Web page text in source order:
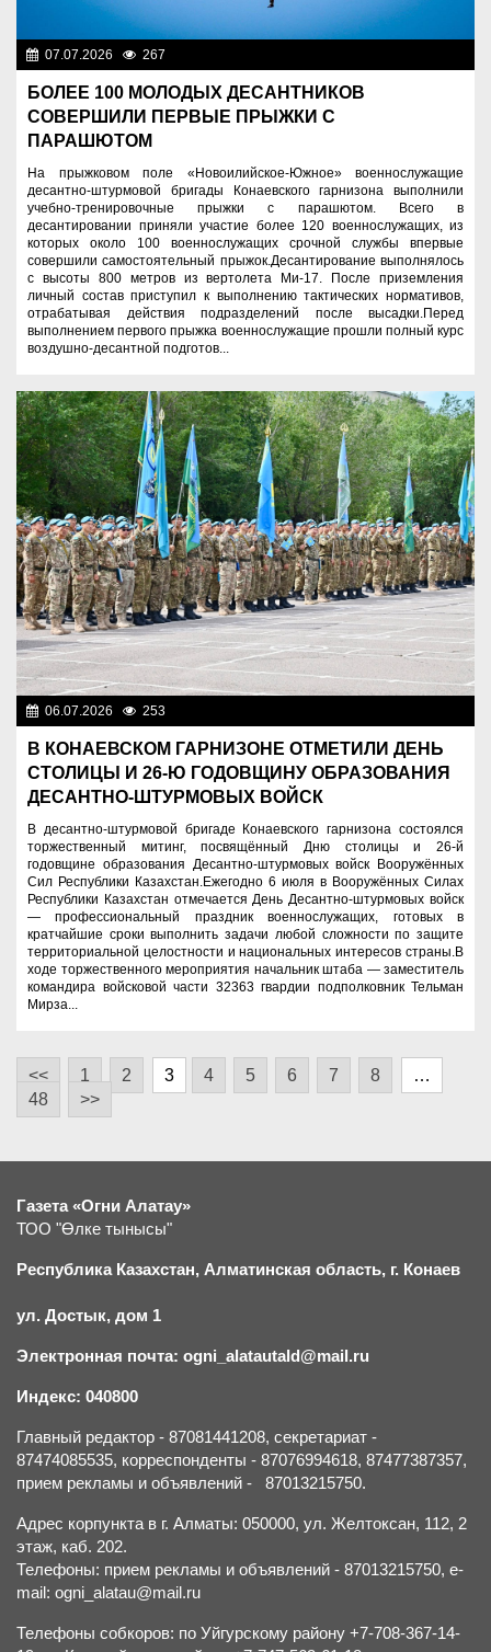
07.07.2026 267
БОЛЕЕ 100 МОЛОДЫХ ДЕСАНТНИКОВ
СОВЕРШИЛИ ПЕРВЫЕ ПРЫЖКИ С
ПАРАШЮТОМ
На прыжковом поле «Новоилийское-Южное» военнослужащие
десантно-штурмовой бригады Конаевского гарнизона выполнили
учебно-тренировочные прыжки с парашютом. Всего в
десантировании приняли участие более 120 военнослужащих, из
которых около 100 военнослужащих срочной службы впервые
совершили самостоятельный прыжок.Десантирование выполнялось
с высоты 800 метров из вертолета Ми-17. После приземления
личный состав приступил к выполнению тактических нормативов,
отрабатывая действия подразделений после высадки.Перед
выполнением первого прыжка военнослужащие прошли полный курс
воздушно-десантной подготов...
06.07.2026 253
В КОНАЕВСКОМ ГАРНИЗОНЕ ОТМЕТИЛИ ДЕНЬ
СТОЛИЦЫ И 26-Ю ГОДОВЩИНУ ОБРАЗОВАНИЯ
ДЕСАНТНО-ШТУРМОВЫХ ВОЙСК
В десантно-штурмовой бригаде Конаевского гарнизона состоялся
торжественный митинг, посвящённый Дню столицы и 26-й
годовщине образования Десантно-штурмовых войск Вооружённых
Сил Республики Казахстан.Ежегодно 6 июля в Вооружённых Силах
Республики Казахстан отмечается День Десантно-штурмовых войск
— профессиональный праздник военнослужащих, готовых в
кратчайшие сроки выполнить задачи любой сложности по защите
территориальной целостности и национальных интересов страны.В
ходе торжественного мероприятия начальник штаба — заместитель
командира войсковой части 32363 гвардии подполковник Тельман
Мирза...
<< 1 2 3 4 5 6 7 8
…
48
>>
Газета «Огни Алатау»
ТОО "Өлке тынысы"
Республика Казахстан, Алматинская область, г. Конаев
ул. Достык, дом 1
Электронная почта: ogni_alatautald@mail.ru
Индекс: 040800
Главный редактор - 87081441208, секретариат -
87474085535, корреспонденты - 87076994618, 87477387357,
прием рекламы и объявлений - 87013215750.
Адрес корпункта в г. Алматы: 050000, ул. Желтоксан, 112, 2
этаж, каб. 202.
Телефоны: прием рекламы и объявлений - 87013215750, e-
mail: ogni_alatau@mail.ru
Телефоны собкоров: по Уйгурскому району +7-708-367-14-